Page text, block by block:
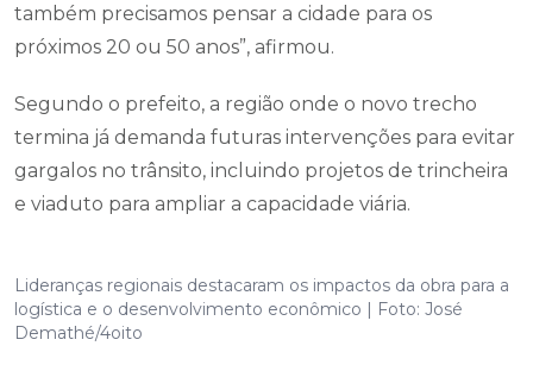
também precisamos pensar a cidade para os
próximos 20 ou 50 anos”, afirmou.
Segundo o prefeito, a região onde o novo trecho
termina já demanda futuras intervenções para evitar
gargalos no trânsito, incluindo projetos de trincheira
e viaduto para ampliar a capacidade viária.
Lideranças regionais destacaram os impactos da obra para a
logística e o desenvolvimento econômico | Foto: José
Demathé/4oito